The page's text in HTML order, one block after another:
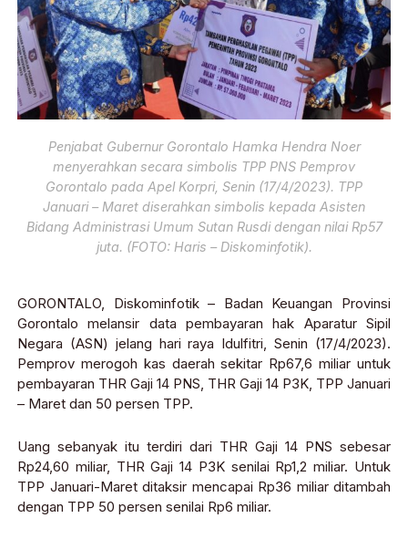
Penjabat Gubernur Gorontalo Hamka Hendra Noer
menyerahkan secara simbolis TPP PNS Pemprov
Gorontalo pada Apel Korpri, Senin (17/4/2023). TPP
Januari – Maret diserahkan simbolis kepada Asisten
Bidang Administrasi Umum Sutan Rusdi dengan nilai Rp57
juta. (FOTO: Haris – Diskominfotik).
GORONTALO, Diskominfotik – Badan Keuangan Provinsi
Gorontalo melansir data pembayaran hak Aparatur Sipil
Negara (ASN) jelang hari raya Idulfitri, Senin (17/4/2023).
Pemprov merogoh kas daerah sekitar Rp67,6 miliar untuk
pembayaran THR Gaji 14 PNS, THR Gaji 14 P3K, TPP Januari
– Maret dan 50 persen TPP.
Uang sebanyak itu terdiri dari THR Gaji 14 PNS sebesar
Rp24,60 miliar, THR Gaji 14 P3K senilai Rp1,2 miliar. Untuk
TPP Januari-Maret ditaksir mencapai Rp36 miliar ditambah
dengan TPP 50 persen senilai Rp6 miliar.